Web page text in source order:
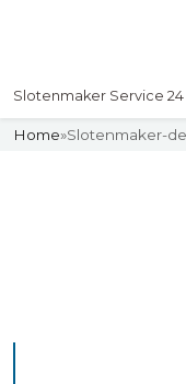
Slotenmaker Service 24
Home»Slotenmaker-